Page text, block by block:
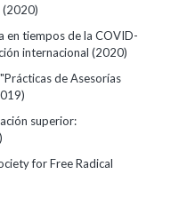
(2020)
en tiempos de la COVID-
internacional (2020)
de Asesorías
superior:
for Free Radical